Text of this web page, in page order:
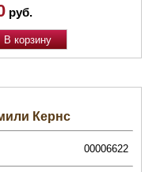
руб.
Кернс
00006622